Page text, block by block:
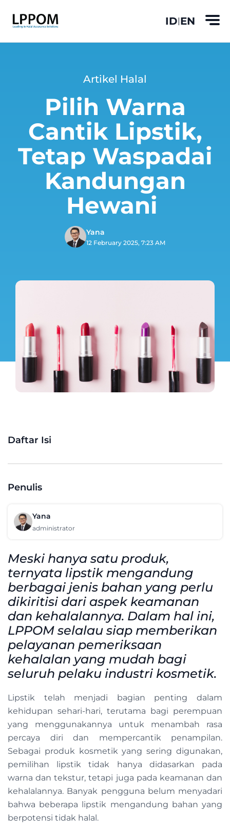
ID|EN
Artikel Halal
Pilih Warna
Cantik Lipstik,
Tetap Waspadai
Kandungan
Hewani
Yana
12 February 2025, 7:23 AM
Daftar Isi
Penulis
Yana
administrator
Meski hanya satu produk,
ternyata lipstik mengandung
berbagai jenis bahan yang perlu
dikiritisi dari aspek keamanan
dan kehalalannya. Dalam hal ini,
LPPOM selalau siap memberikan
pelayanan pemeriksaan
kehalalan yang mudah bagi
seluruh pelaku industri kosmetik.
Lipstik telah menjadi bagian penting dalam
kehidupan sehari-hari, terutama bagi perempuan
yang menggunakannya untuk menambah rasa
percaya diri dan mempercantik penampilan.
Sebagai produk kosmetik yang sering digunakan,
pemilihan lipstik tidak hanya didasarkan pada
warna dan tekstur, tetapi juga pada keamanan dan
kehalalannya. Banyak pengguna belum menyadari
bahwa beberapa lipstik mengandung bahan yang
berpotensi tidak halal.